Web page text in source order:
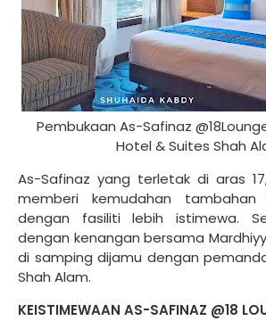
Pembukaan As-Safinaz
Hotel & Suites Shah
As-Safinaz yang terletak di aras
memberi kemudahan tambahan
dengan fasiliti lebih istimewa.
dengan kenangan bersama
di samping dijamu dengan
Shah Alam.
KEISTIMEWAAN AS-SAFINAZ @18